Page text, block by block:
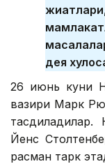
дея
26 июнь куни
вазири Марк
Йенс
расман тарк